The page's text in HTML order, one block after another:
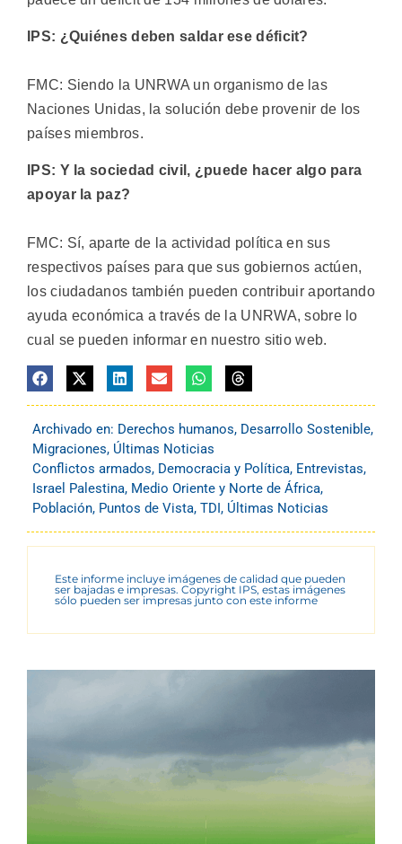
IPS: ¿Quiénes deben saldar ese déficit?
FMC: Siendo la UNRWA un organismo de las
Naciones Unidas, la solución debe provenir de los
países miembros.
IPS: Y la sociedad civil, ¿puede hacer algo para
apoyar la paz?
FMC: Sí, aparte de la actividad política en sus
respectivos países para que sus gobiernos actúen,
los ciudadanos también pueden contribuir aportando
ayuda económica a través de la UNRWA, sobre lo
cual se pueden informar en nuestro sitio web.
Archivado en: Derechos humanos, Desarrollo Sostenible,
Migraciones, Últimas Noticias
Conflictos armados, Democracia y Política, Entrevistas,
Israel Palestina, Medio Oriente y Norte de África,
Población, Puntos de Vista, TDI, Últimas Noticias
Este informe incluye imágenes de calidad que pueden
ser bajadas e impresas. Copyright IPS, estas imágenes
sólo pueden ser impresas junto con este informe